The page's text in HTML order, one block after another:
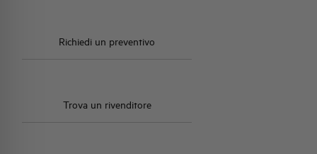
Richiedi un preventivo
Trova un rivenditore